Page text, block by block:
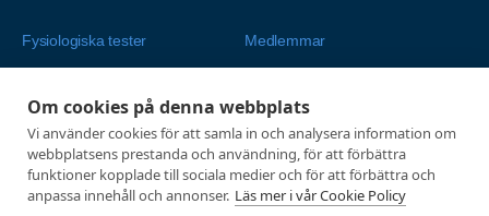
Om cookies på denna webbplats
Vi använder cookies för att samla in och analysera information om
webbplatsens prestanda och användning, för att förbättra
funktioner kopplade till sociala medier och för att förbättra och
anpassa innehåll och annonser. Läs mer i vår Cookie Policy
Fysiologiska tester
Tröskeltest cykel
Tröskeltest löpning
Tröskeltest skidor
Tröskeltest triathlon (cykel +
Medlemmar
Vanliga frågor
AUTOGIRO
© 2026
Integritetspolicy